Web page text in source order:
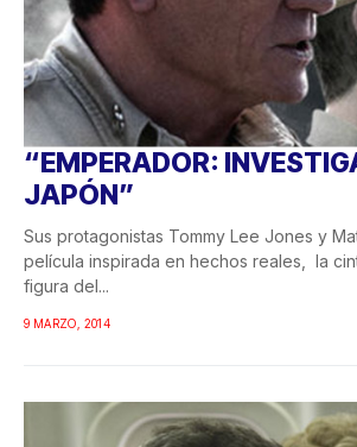
“EMPERADOR:
JAPÓN”
Sus protagonistas Tommy Lee Jones y
película inspirada en hechos reales, la
figura del...
9 MARZO, 2014